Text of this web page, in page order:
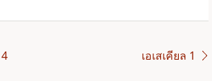
เอเสเคียล 1